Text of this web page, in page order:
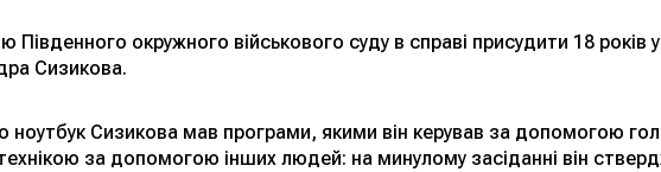
Південного окружного військового суду в справі присудити 18 років
Сизикова.
Сизикова мав програми, якими він керував за допомогою
за допомогою інших людей: на минулому засіданні він